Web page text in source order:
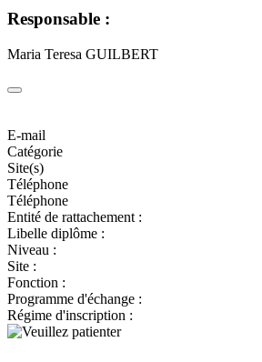
Responsable :
Maria Teresa GUILBERT
E-mail
Catégorie
Site(s)
Téléphone
Téléphone
Entité de rattachement :
Libelle diplôme :
Niveau :
Site :
Fonction :
Programme d'échange :
Régime d'inscription :